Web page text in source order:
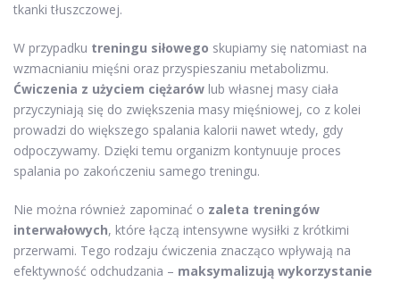
tkanki tłuszczowej.
W przypadku treningu siłowego skupiamy się natomiast na
wzmacnianiu mięśni oraz przyspieszaniu metabolizmu.
Ćwiczenia z użyciem ciężarów lub własnej masy ciała
przyczyniają się do zwiększenia masy mięśniowej, co z kolei
prowadzi do większego spalania kalorii nawet wtedy, gdy
odpoczywamy. Dzięki temu organizm kontynuuje proces
spalania po zakończeniu samego treningu.
Nie można również zapominać o zaleta treningów
interwałowych, które łączą intensywne wysiłki z krótkimi
przerwami. Tego rodzaju ćwiczenia znacząco wpływają na
efektywność odchudzania – maksymalizują wykorzystanie